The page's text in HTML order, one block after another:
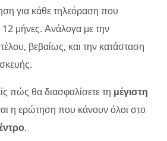
για κάθε τηλεόραση που
μήνες. Ανάλογα με την
βεβαίως, και την κατάσταση
πώς θα διασφαλίσετε τη μέγιστη
η ερώτηση που κάνουν όλοι στο
.